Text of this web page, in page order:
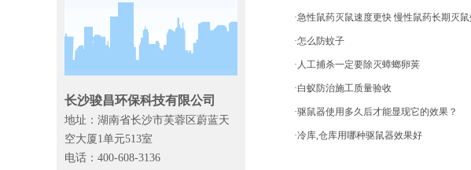
长沙骏昌环保科技有限公司
地址：湖南省长沙市芙蓉区蔚蓝天
空大厦1单元513室
电话：400-608-3136
·急性鼠药灭鼠速度更快 慢性鼠药长期灭
·怎么防蚊子
·人工捕杀一定要除灭蟑螂卵荚
·白蚁防治施工质量验收
·驱鼠器使用多久后才能显现它的效果？
·冷库,仓库用哪种驱鼠器效果好